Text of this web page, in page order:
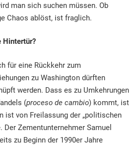
man sich suchen müssen. Ob
Chaos ablöst, ist fraglich.
Hintertür?
für eine Rückkehr zum
zu Washington dürften
werden. Dass es zu Umkehrungen
(proceso de cambio) kommt, ist
ist von Freilassung der „politischen
Der Zementunternehmer Samuel
zu Beginn der 1990er Jahre